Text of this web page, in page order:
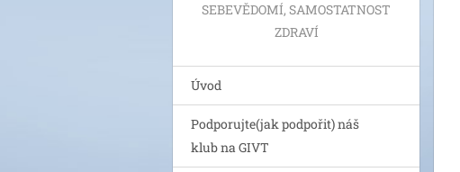
SEBEVĚDOMÍ, SAMOSTATNOST
ZDRAVÍ
Úvod
Podporujte(jak podpořit) náš
klub na GIVT